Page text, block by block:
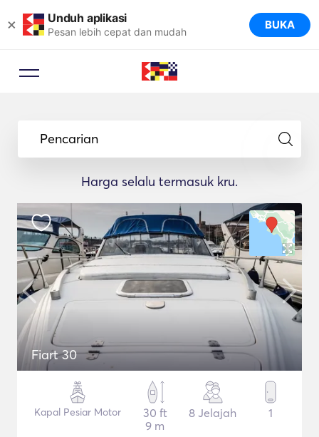
× Unduh aplikasi
Pesan lebih cepat dan mudah BUKA
Pencarian
Harga selalu termasuk kru.
Fiart 30
Kapal Pesiar Motor
30 ft
9 m
8 Jelajah 1